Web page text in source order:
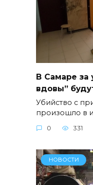
В Самаре за
вдовы”
Убийство с
произошло в
0 331
НОВОСТИ